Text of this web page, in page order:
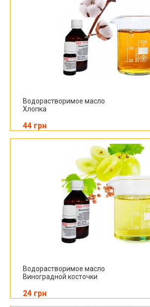
Водорастворимое масло
Хлопка
44 грн
Водорастворимое масло
Виноградной косточки
24 грн